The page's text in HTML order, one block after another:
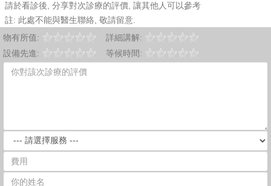
請於看診後, 分享對次診療的評價, 讓其他人可以參考
註: 此處不能與醫生聯絡, 敬請留意.
物有所值:
詳細講解:
設備先進:
等候時間: